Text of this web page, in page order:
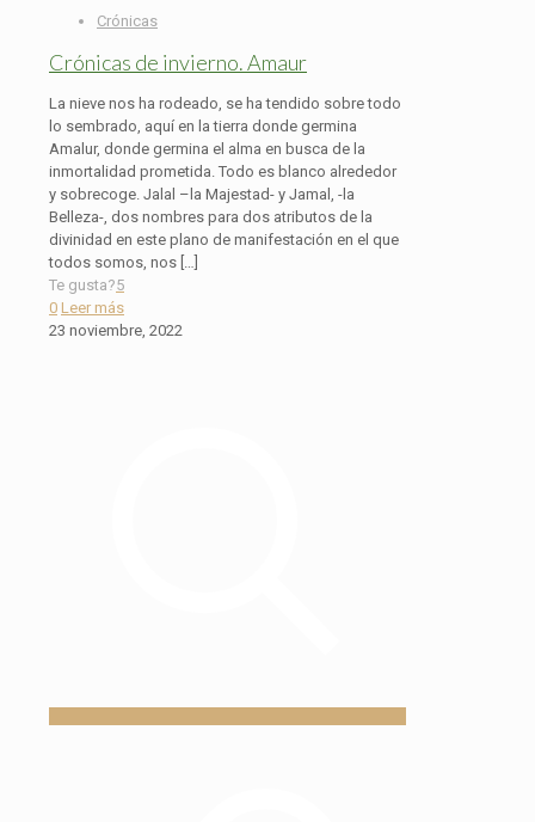
Crónicas
Crónicas de invierno. Amaur
La nieve nos ha rodeado, se ha tendido sobre todo
lo sembrado, aquí en la tierra donde germina
Amalur, donde germina el alma en busca de la
inmortalidad prometida. Todo es blanco alrededor
y sobrecoge. Jalal –la Majestad- y Jamal, -la
Belleza-, dos nombres para dos atributos de la
divinidad en este plano de manifestación en el que
todos somos, nos […]
Te gusta?5
0 Leer más
23 noviembre, 2022